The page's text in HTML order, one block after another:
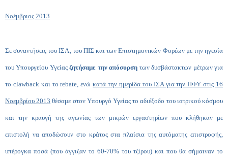
Νοέμβριος 2013
Σε συναντήσεις του ΙΣΑ, του ΠΙΣ και των Επιστημονικών Φορέων με την ηγεσία
του Υπουργείου Υγείαςζητήσαμε την απόσυρση των δυσβάστακτων μέτρων για
το clawback και το rebate, ενώκατά την ημερίδα του ΙΣΑ για την ΠΦΥ στις 16
Νοεμβρίου 2013 θέσαμε στον Υπουργό Υγείας το αδιέξοδο του ιατρικού κόσμου
και την κραυγή της αγωνίας των μικρών εργαστηρίων που κλήθηκαν με
επιστολή να αποδώσουν στο κράτος στα πλαίσια της αυτόματης επιστροφής,
υπέρογκα ποσά (που άγγιζαν το 60-70% του τζίρου) και που θα σήμαιναν το